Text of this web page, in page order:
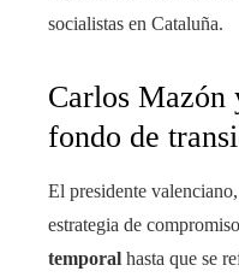
socialistas en Cataluña.
Carlos Mazón
fondo de
El presidente valenciano,
estrategia de
temporal hasta que se